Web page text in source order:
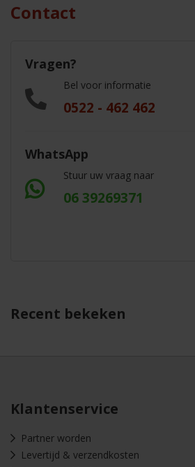
Contact
Vragen?
Bel voor informatie
0522 - 462 462
WhatsApp
Stuur uw vraag naar
06 39269371
Recent bekeken
Klantenservice
Partner worden
Levertijd & verzendkosten